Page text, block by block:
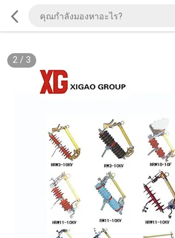
2/ 3